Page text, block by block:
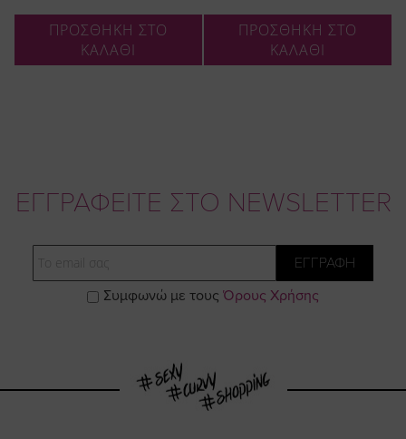
ΠΡΟΣΘΗΚΗ ΣΤΟ
ΚΑΛΑΘΙ
ΠΡΟΣΘΗΚΗ ΣΤΟ
ΚΑΛΑΘΙ
ΕΓΓΡΑΦΕΙΤΕ ΣΤΟ NEWSLETTER
ΕΓΓΡΑΦΗ
Συμφωνώ με τους Όρους Χρήσης